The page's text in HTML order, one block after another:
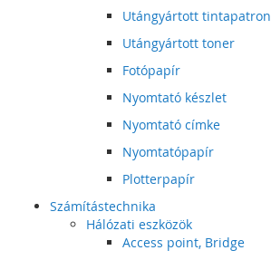
Utángyártott tintapatron
Utángyártott toner
Fotópapír
Nyomtató készlet
Nyomtató címke
Nyomtatópapír
Plotterpapír
Számítástechnika
Hálózati eszközök
Access point, Bridge